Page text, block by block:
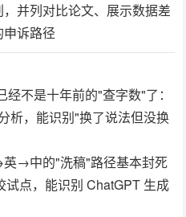
，并列对比论文、展示数据差
诉路径
不是十年前的"查字数"了：
析，能识别"换了说法但没换
→中的"洗稿"路径基本封死
试点，能识别 ChatGPT 生成